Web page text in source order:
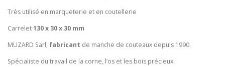
Très utilisé en marqueterie et en coutellerie
Carrelet130 x 30 x 30 mm
MUZARD Sarl, fabricant de manche de couteaux depuis 1990.
Spécialiste du travail de la corne, l’os et les bois précieux.